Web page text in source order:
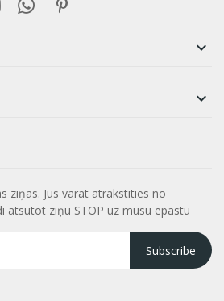


ziņas. Jūs varāt atrakstities no
atsūtot ziņu STOP uz mūsu epastu
Subscribe